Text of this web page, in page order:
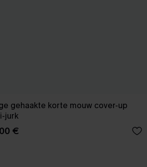
gehaakte korte mouw cover-up
jurk
€